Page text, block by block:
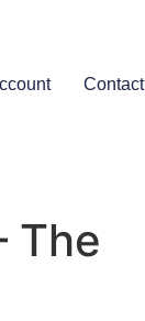
Contact
The